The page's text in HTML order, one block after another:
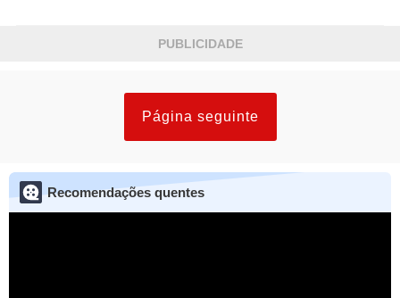
PUBLICIDADE
Página seguinte
Recomendações quentes